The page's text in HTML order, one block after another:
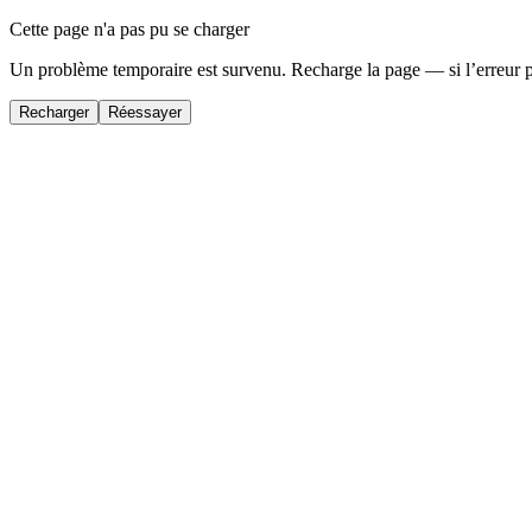
Cette page n'a pas pu se charger
Un problème temporaire est survenu. Recharge la page — si
Recharger Réessayer